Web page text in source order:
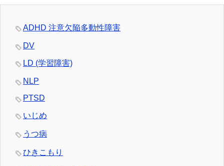
ADHD 注意欠陥多動性障害
DV
LD (学習障害)
NLP
PTSD
いじめ
うつ病
ひきこもり